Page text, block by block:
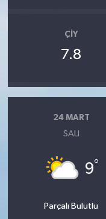
ÇIY
7.8
24 MART
SALI
9°
Parçalı Bulutlu